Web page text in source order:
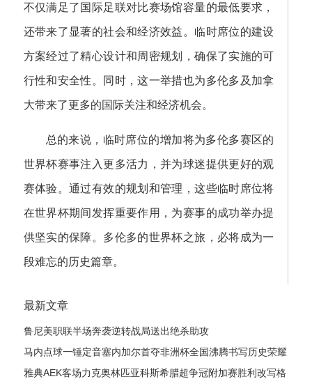
不仅满足了国际足联对比赛场馆容量的最低要求，
还带来了显著的社会和经济效益。临时席位的建设
方案经过了精心设计和周密规划，确保了实施的可
行性和安全性。同时，这一举措也为多伦多及加拿
大带来了更多的国际关注和经济机会。
总的来说，临时席位的增加将为多伦多赛区的
世界杯赛事注入更多活力，并为球迷提供更好的观
赛体验。通过有效的规划和管理，这些临时席位将
在世界杯期间发挥重要作用，为赛事的成功举办提
供坚实的保障。多伦多的世界杯之旅，必将成为一
段难忘的历史篇章。
最新文章
鲁尼美职联半场奔袭逆转战局送出绝杀助攻
马内点球一锤定音塞内加尔首夺非洲杯全国沸腾书写历史荣耀
时刻诞
雅典AEK客场力克奥林匹亚科斯希腊超争冠附加赛胜利改写格